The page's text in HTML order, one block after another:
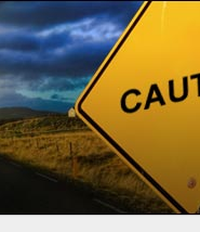
তাৎক্ষণিকভাবে অ্যাকাউন্ট খুলুন